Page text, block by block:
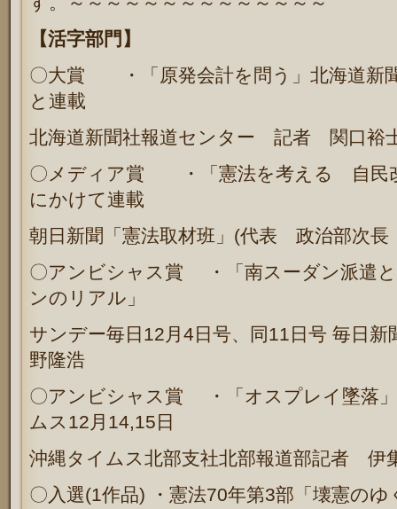
【活字部門】
〇大賞 ・「原発会計を問う」北海道
と連載
北海道新聞社報道センター 記者 関口裕
〇メディア賞 ・「憲法を考える 自民
にかけて連載
朝日新聞「憲法取材班」 (代表 政治部次
〇アンビシャス賞 ・「南スーダン派遣
ンのリアル」
サンデー毎日 12 月 4 日号、同11 日号 毎日新
野隆浩
〇アンビシャス賞 ・「オスプレイ墜落
ムス 12 月 14,15 日
沖縄タイムス北部支社北部報道部記者 伊
〇入選(1作品) ・憲法70年第3部「壊憲のゆ